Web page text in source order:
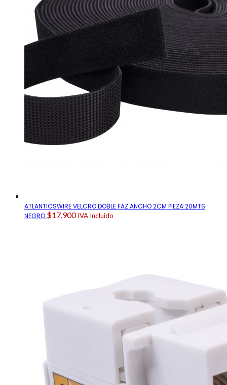
ATLANTICSWIRE VELCRO DOBLE FAZ ANCHO 2CM PIEZA 20MTS
NEGRO $17.900 IVA Incluido